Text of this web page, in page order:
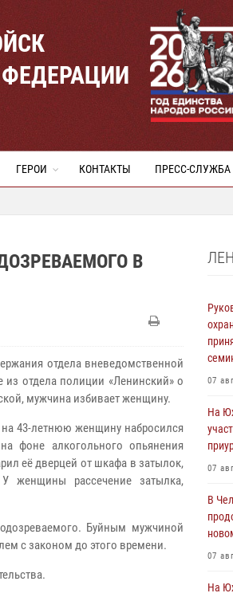
ГЕРОИ КОНТАКТЫ ПРЕСС-СЛУЖБА
В
отдела вневедомственной
отдела полиции «Ленинский» о
мужчина избивает женщину.
43-летнюю женщину набросился
фоне алкогольного опьянения
её дверцей от шкафа в затылок,
женщины рассечение затылка,
Буйным мужчиной
с законом до этого времени.
07
На
07
В
07
На